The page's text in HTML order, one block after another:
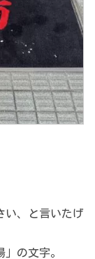
い、と言いたげ
の文字。